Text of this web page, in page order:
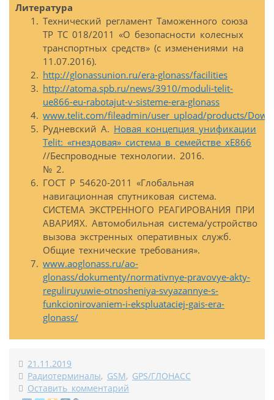
Литература
Технический регламент Таможенного союза
ТР ТС 018/2011 «О безопасности колесных
транспортных средств» (с изменениями на
11.07.2016).
http://glonassunion.ru/era-glonass/facilities
http://atoma.spb.ru/news/3910/moduli-telit-
ue866-eu-rabotajut-v-sisteme-era-glonass
www.telit.com/fileadmin/user_upload/products/
Рудневский А. Новая концепция унификации
Telit: «гнездовая» система в семействе xE866
//Беспроводные технологии. 2016.
№ 2.
ГОСТ Р 54620-2011 «Глобальная
навигационная спутниковая система.
СИСТЕМА ЭКСТРЕННОГО РЕАГИРОВАНИЯ ПРИ
АВАРИЯХ. Автомобильная система/устройство
вызова экстренных оперативных служб.
Общие технические требования».
www.aoglonass.ru/ao-
glonass/dokumenty/normativnye-pravovye-akty-
reguliruyuwie-otnosheniya-svyazannye-s-
funkcionirovaniem-i-ekspluataciej-gais-era-
glonass/
21.11.2019
Радиотерминалы, GSM, GPS/ГЛОНАСС
Оставить комментарий